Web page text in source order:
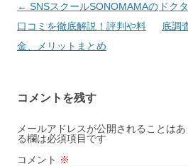
投
稿
ナ
ー
シ
ョ
← SNSスクールSONOMAMAの
口コミを徹底解説！評判や料
金、メリットまとめ
ドク
底調
コメントを残す
メールアドレスが公開されることはあ
る欄は必須項目です
コメント ※